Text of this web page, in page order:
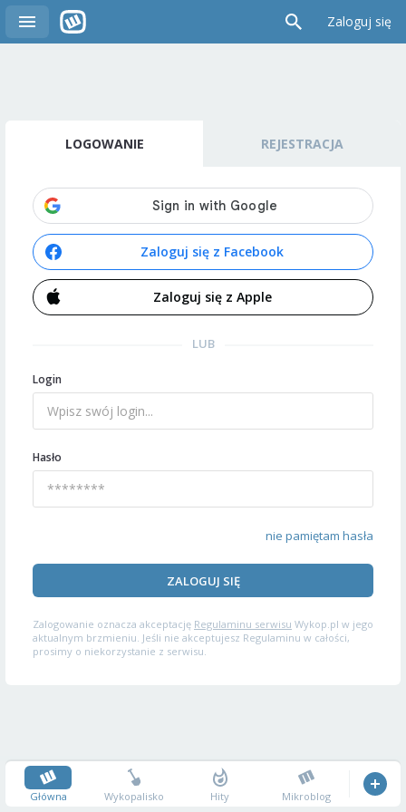
Zaloguj się
LOGOWANIE REJESTRACJA
Zaloguj się z Facebook
Zaloguj się z Apple
LUB
Login
Hasło
nie pamiętam hasła
ZALOGUJ SIĘ
Zalogowanie oznacza akceptację Regulaminu serwisu Wykop.pl w jego
aktualnym brzmieniu. Jeśli nie akceptujesz Regulaminu w całości,
prosimy o niekorzystanie z serwisu.
Główna Wykopalisko Hity Mikroblog